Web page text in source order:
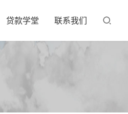
贷款学堂 联系我们